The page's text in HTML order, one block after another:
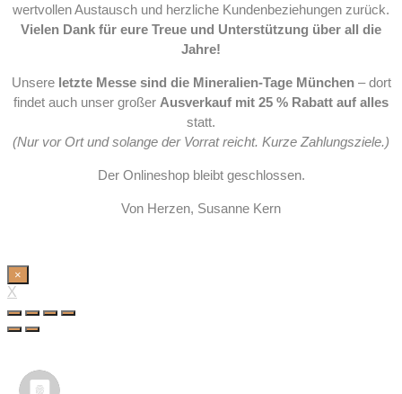
wertvollen Austausch und herzliche Kundenbeziehungen zurück.
Vielen Dank für eure Treue und Unterstützung über all die
Jahre!
Unsere letzte Messe sind die Mineralien-Tage München– dort
findet auch unser großer Ausverkauf mit 25 % Rabatt auf alles
statt.
(Nur vor Ort und solange der Vorrat reicht. Kurze Zahlungsziele.)
Der Onlineshop bleibt geschlossen.
Von Herzen, Susanne Kern
×
X